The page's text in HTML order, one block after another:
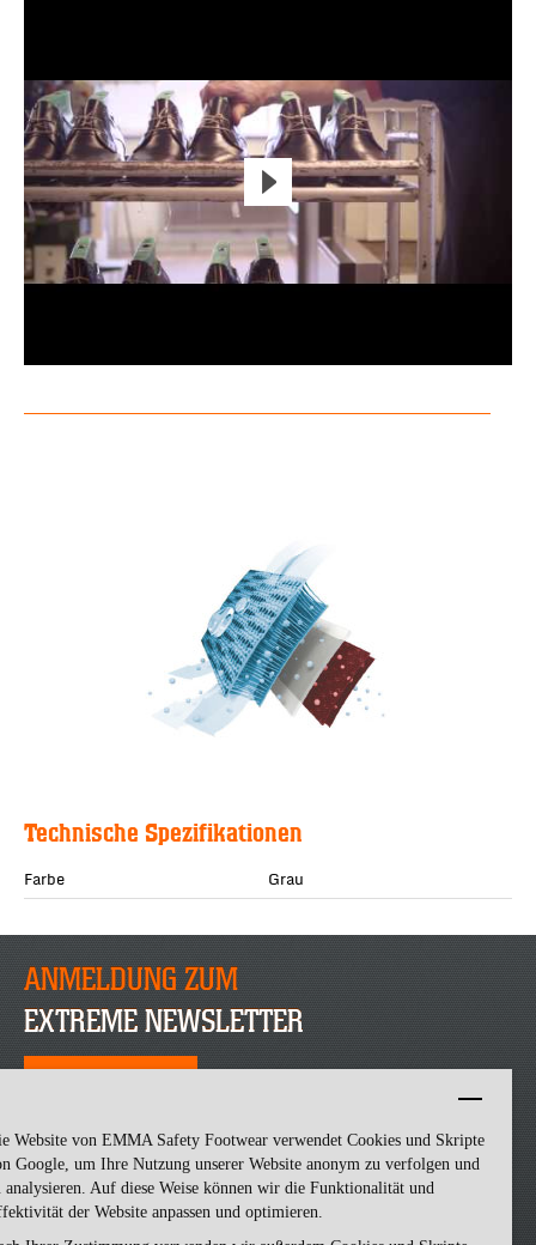
Website von EMMA Safety Footwear verwendet Cookies und Skripte
Google, um Ihre Nutzung unserer Website anonym zu verfolgen und
analysieren. Auf diese Weise können wir die Funktionalität und
der Website anpassen und optimieren.
Technische Spezifikationen
Farbe Grau
ANMELDUNG ZUM
EXTREME NEWSLETTER